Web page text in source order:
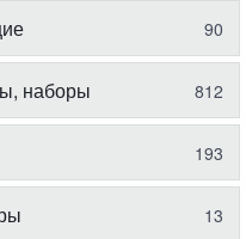
90
наборы 812
193
13